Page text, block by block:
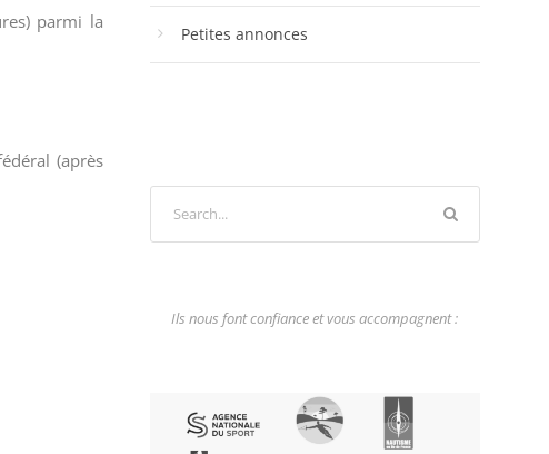
parmi la
(après
Petites annonces
Ils nous font confiance et vous accompagnent :